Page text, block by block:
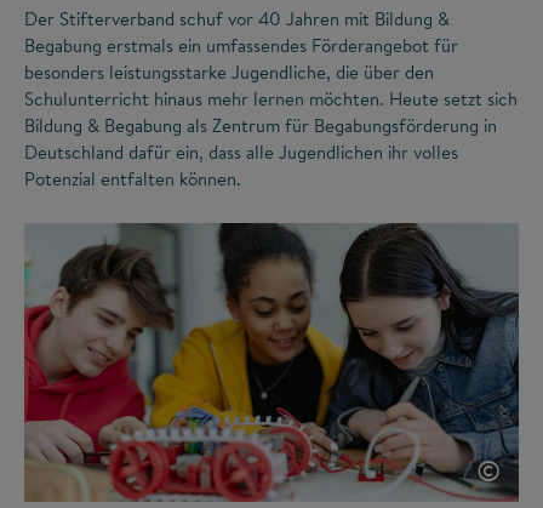
Der Stifterverband schuf vor 40 Jahren mit Bildung &
Begabung erstmals ein umfassendes Förderangebot für
besonders leistungsstarke Jugendliche, die über den
Schulunterricht hinaus mehr lernen möchten. Heute setzt sich
Bildung & Begabung als Zentrum für Begabungsförderung in
Deutschland dafür ein, dass alle Jugendlichen ihr volles
Potenzial entfalten können.
©